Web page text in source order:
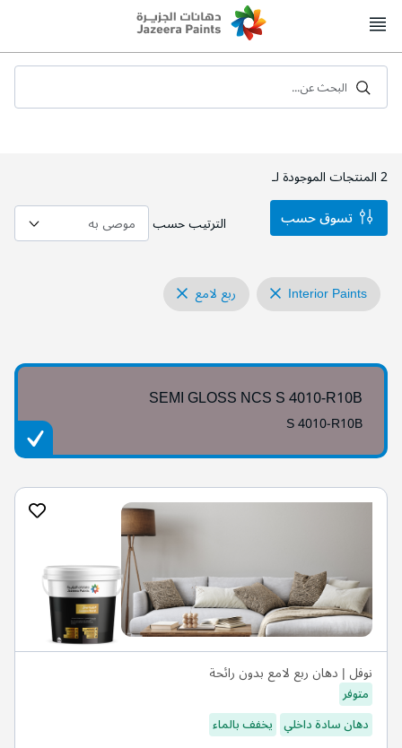
to
البحث عن...
2المنتجات الموجودة لـ
الترتيب حسب
Interior Paints ربع لامع
SEMI GLOSS NCS S 4010-R10B
S 4010-R10B
نوفل | دهان ربع لامع بدون رائحة
متوفر
دهان سادة داخلي يخفف بالماء
تسوق حسب